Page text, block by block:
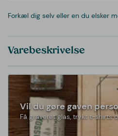
Forkæl dig selv eller en du elsker
Varebeskrivelse
Vil du gøre gaven
Få graveret glas, trykt t-shirts